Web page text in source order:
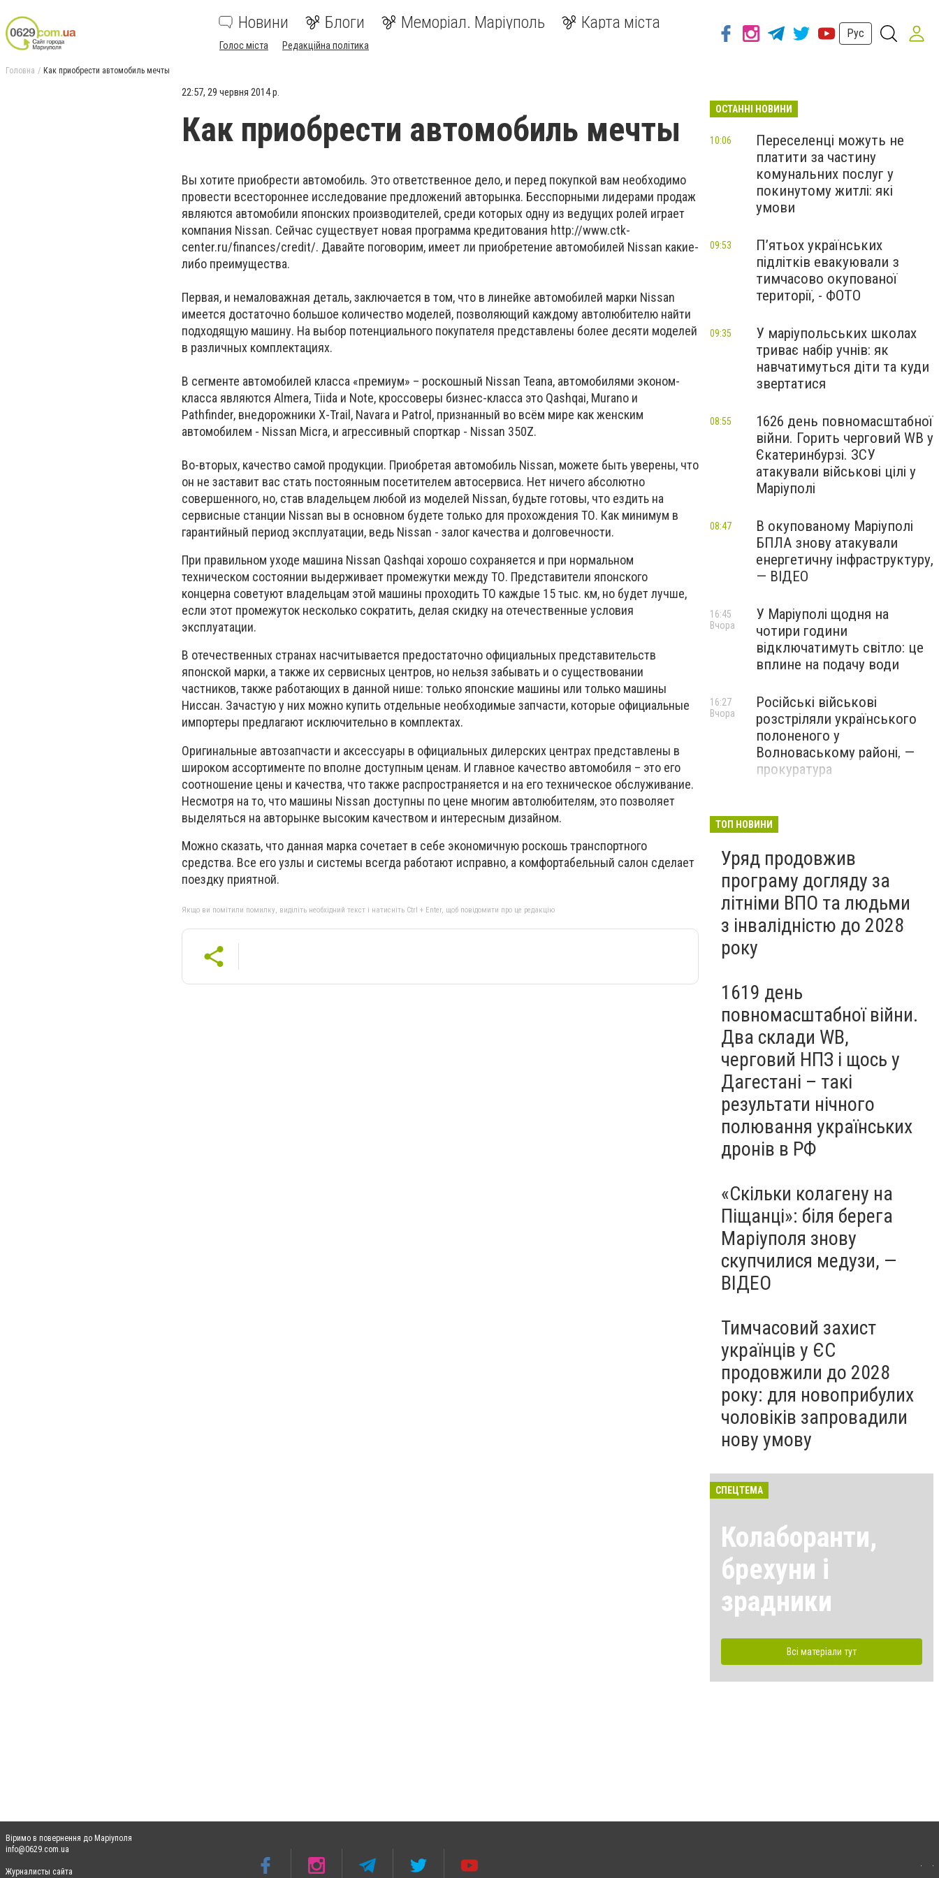
Новини Блоги Меморіал. Маріуполь Карта міста
Голос міста Редакційна політика
Рус
Головна Как приобрести автомобиль мечты
22:57, 29 червня 2014 р.
Как приобрести автомобиль мечты
Вы хотите приобрести автомобиль. Это ответственное дело, и перед покупкой вам необходимо
провести всестороннее исследование предложений авторынка. Бесспорными лидерами продаж
являются автомобили японских производителей, среди которых одну из ведущих ролей играет
компания Nissan. Сейчас существует новая программа кредитования http://www.ctk-
center.ru/finances/credit/. Давайте поговорим, имеет ли приобретение автомобилей Nissan какие-
либо преимущества.
Первая, и немаловажная деталь, заключается в том, что в линейке автомобилей марки Nissan
имеется достаточно большое количество моделей, позволяющий каждому автолюбителю найти
подходящую машину. На выбор потенциального покупателя представлены более десяти моделей
в различных комплектациях.
В сегменте автомобилей класса «премиум» – роскошный Nissan Teana, автомобилями эконом-
класса являются Almera, Tiida и Note, кроссоверы бизнес-класса это Qashqai, Murano и
Pathfinder, внедорожники X-Trail, Navara и Patrol, признанный во всём мире как женским
автомобилем - Nissan Micra, и агрессивный спорткар - Nissan 350Z.
Во-вторых, качество самой продукции. Приобретая автомобиль Nissan, можете быть уверены, что
он не заставит вас стать постоянным посетителем автосервиса. Нет ничего абсолютно
совершенного, но, став владельцем любой из моделей Nissan, будьте готовы, что ездить на
сервисные станции Nissan вы в основном будете только для прохождения ТО. Как минимум в
гарантийный период эксплуатации, ведь Nissan - залог качества и долговечности.
При правильном уходе машина Nissan Qashqai хорошо сохраняется и при нормальном
техническом состоянии выдерживает промежутки между ТО. Представители японского
концерна советуют владельцам этой машины проходить ТО каждые 15 тыс. км, но будет лучше,
если этот промежуток несколько сократить, делая скидку на отечественные условия
эксплуатации.
В отечественных странах насчитывается предостаточно официальных представительств
японской марки, а также их сервисных центров, но нельзя забывать и о существовании
частников, также работающих в данной нише: только японские машины или только машины
Ниссан. Зачастую у них можно купить отдельные необходимые запчасти, которые официальные
импортеры предлагают исключительно в комплектах.
Оригинальные автозапчасти и аксессуары в официальных дилерских центрах представлены в
широком ассортименте по вполне доступным ценам. И главное качество автомобиля – это его
соотношение цены и качества, что также распространяется и на его техническое обслуживание.
Несмотря на то, что машины Nissan доступны по цене многим автолюбителям, это позволяет
выделяться на авторынке высоким качеством и интересным дизайном.
Можно сказать, что данная марка сочетает в себе экономичную роскошь транспортного
средства. Все его узлы и системы всегда работают исправно, а комфортабельный салон сделает
поездку приятной.
Якщо ви помітили помилку, виділіть необхідний текст і натисніть Ctrl + Enter, щоб повідомити про це редакцію
ОСТАННІ НОВИНИ
Переселенці можуть не
платити за частину
комунальних послуг у
покинутому житлі: які
умови
10:06
П’ятьох українських
підлітків евакуювали з
тимчасово окупованої
території, - ФОТО
09:53
У маріупольських школах
триває набір учнів: як
навчатимуться діти та куди
звертатися
09:35
1626 день повномасштабної
війни. Горить черговий WB у
Єкатеринбурзі. ЗСУ
атакували військові цілі у
Маріуполі
08:55
В окупованому Маріуполі
БПЛА знову атакували
енергетичну інфраструктуру,
— ВІДЕО
08:47
У Маріуполі щодня на
чотири години
відключатимуть світло: це
вплине на подачу води
16:45
Вчора
Російські військові
розстріляли українського
полоненого у
Волноваському районі, —
прокуратура
16:27
Вчора
адміністрація оскаржує
судами право власності на
житло
Вчора
ТОП НОВИНИ
Уряд продовжив
програму догляду за
літніми ВПО та людьми
з інвалідністю до 2028
року
1619 день
повномасштабної війни.
Два склади WB,
черговий НПЗ і щось у
Дагестані – такі
результати нічного
полювання українських
дронів в РФ
«Скільки колагену на
Піщанці»: біля берега
Маріуполя знову
скупчилися медузи, —
ВІДЕО
Тимчасовий захист
українців у ЄС
продовжили до 2028
року: для новоприбулих
чоловіків запровадили
нову умову
СПЕЦТЕМА
Колаборанти,
брехуни і
зрадники
Всі матеріали тут
Віримо в повернення до Маріуполя
info@0629.com.ua
Журналисты сайта